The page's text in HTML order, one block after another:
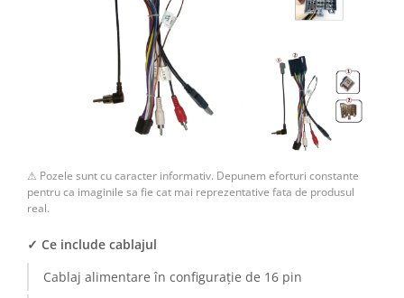
⚠ Pozele sunt cu caracter informativ. Depunem eforturi constante
pentru ca imaginile sa fie cat mai reprezentative fata de produsul
real.
✓ Ce include cablajul
Cablaj alimentare în configurație de 16 pin